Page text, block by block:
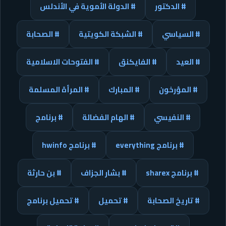
# الدكتور
# الدولة الأموية في الأندلس
# السياسي
# الشبكة الكويتية
# الصحابة
# العيد
# الفايكنق
# الفتوحات الاسلامية
# المؤرخون
# المبارك
# المرأة المسلمة
# النفيسي
# الهام الفضالة
# برنامج
# برنامج everything
# برنامج hwinfo
# برنامج sharex
# بشار الجزاف
# بن حارثة
# تاريخ الصحابة
# تحميل
# تحميل برنامج